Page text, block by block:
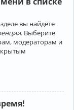
вы найдёте
. Выберите
модераторам и